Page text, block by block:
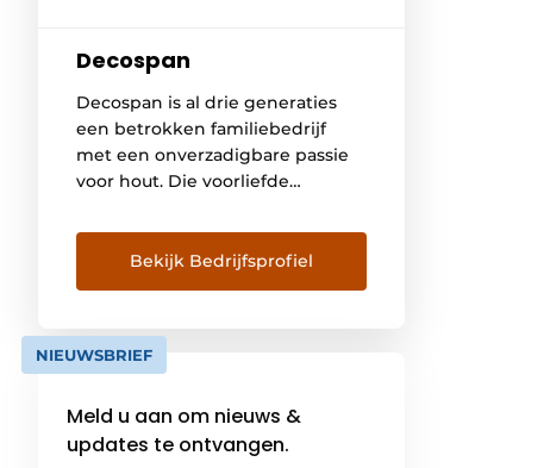
Decospan
Decospan is al drie generaties
een betrokken familiebedrijf
met een onverzadigbare passie
voor hout. Die voorliefde
iedereen in en rond de
onderneming. Als marktgericht
lifestylebedrijf denken we ook
de verwerker en de bouwheer
om totaaloplossingen op basis
hernieuwbare grondstof te […]
Bekijk Bedrijfsprofiel
NIEUWSBRIEF
Meld u aan om nieuws &
updates te ontvangen.